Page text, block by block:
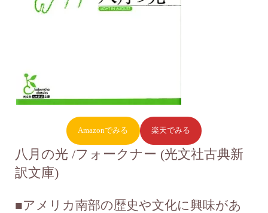
Amazonでみる 楽天でみる
八月の光 /フォークナー (光文社古典新
訳文庫)
■アメリカ南部の歴史や文化に興味があ